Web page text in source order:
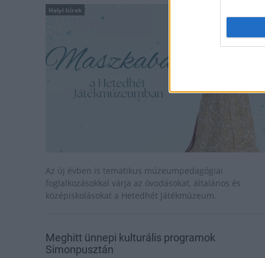
Helyi hírek
Az új évben is tematikus múzeumpedagógiai
foglalkozásokkal várja az óvodásokat, általános és
középiskolásokat a Hetedhét Játékmúzeum.
Meghitt ünnepi kulturális programok
Simonpusztán